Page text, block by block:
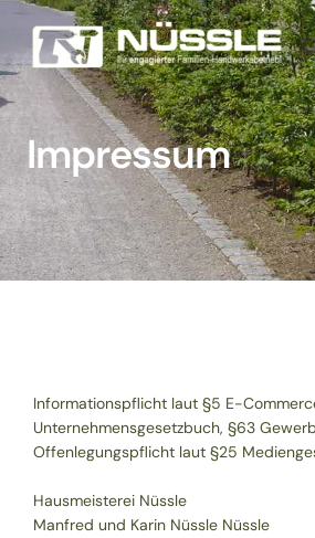
Zum
Inhalt
springen
Impressum
Informationspflicht laut §5 E-
Unternehmensgesetzbuch, §63
Offenlegungspflicht laut §25
Hausmeisterei Nüssle
Manfred und Karin Nüssle Nüssle